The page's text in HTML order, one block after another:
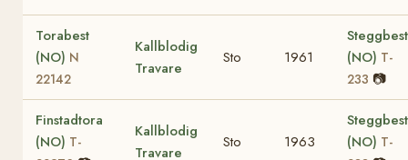
Torabest
(NO) N
22142
Kallblodig
Travare
Sto 1961
Steggbest
(NO) T-
233 📷
Finstadtora
(NO) T-
Kallblodig
Travare
Sto 1963
Steggbest
(NO) T-